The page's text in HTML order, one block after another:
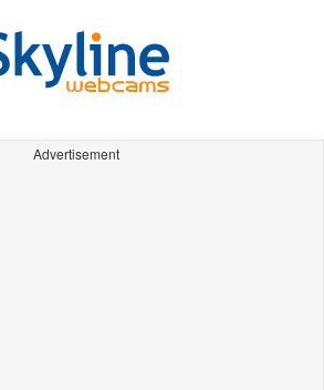
Advertisement